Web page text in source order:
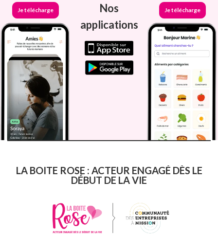
Je télécharge
Nos
applications
Je télécharge
LA BOITE ROSE : ACTEUR ENGAGÉ DÈS LE
DÉBUT DE LA VIE